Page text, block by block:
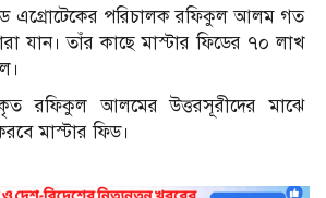
এগ্রোটেকের পরিচালক রফিকুল আলম গত
যান। তাঁর কাছে মাস্টার ফিডের ৭০ লাখ
রফিকুল আলমের উত্তরসূরীদের মাঝে
মাস্টার ফিড।